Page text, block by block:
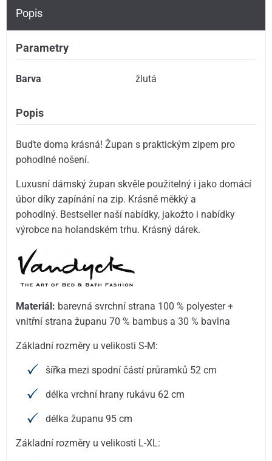
Popis
Parametry
Barva žlutá
Popis
Buďte doma krásná! Župan s praktickým zipem pro
pohodlné nošení.
Luxusní dámský župan skvěle použitelný i jako domácí
úbor díky zapínání na zip. Krásně měkký a
pohodlný. Bestseller naší nabídky, jakožto i nabídky
výrobce na holandském trhu. Krásný dárek.
Materiál: barevná svrchní strana 100 % polyester +
vnitřní strana županu 70 % bambus a 30 % bavlna
Základní rozměry u velikosti S-M:
šířka mezi spodní částí průramků 52 cm
délka vrchní hrany rukávu 62 cm
délka županu 95 cm
Základní rozměry u velikosti L-XL: